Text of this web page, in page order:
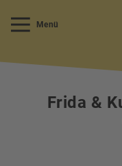
Menü
Frida &